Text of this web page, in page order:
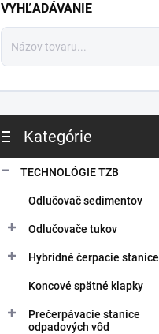
VYHĽADÁVANIE
Preskočiť kategórie
Kategórie
TECHNOLÓGIE TZB
Odlučovač sedimentov
Odlučovače tukov
Hybridné čerpacie stanice
Koncové spätné klapky
Prečerpávacie stanice
odpadových vôd